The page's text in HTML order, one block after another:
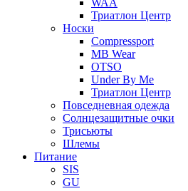
WAA
Триатлон Центр
Носки
Compressport
MB Wear
OTSO
Under By Me
Триатлон Центр
Повседневная одежда
Солнцезащитные очки
Трисьюты
Шлемы
Питание
SIS
GU